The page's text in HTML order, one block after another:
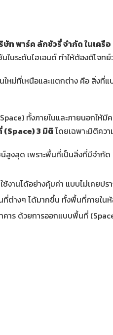
ท พาร์ค ลักชัวรี่ จำกัด ในเค
นระดับไฮเอนด์ ทำให้ต้องตีโจท
ใหม่ที่เหนือและแตกต่าง คือ สิ่
ทั้งภายในและภายนอกให้มี
3 มิติ โดยเฉพาะมิติคว
สูงสุด เพราะพื้นที่เป็นสิ่งที่มีจำ
งานได้อย่างคุ้มค่า แบบไม่เคยปร
ต่างๆ ได้มากขึ้น ทั้งพื้นที่ภายใน
าร ด้วยการออกแบบพื้นที่